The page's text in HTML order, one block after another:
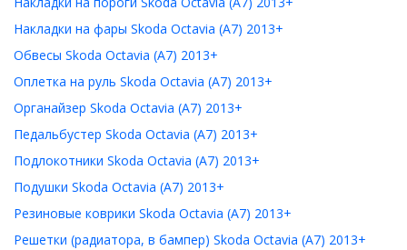
Накладки на фары Skoda Octavia (A7) 2013+
Обвесы Skoda Octavia (A7) 2013+
Оплетка на руль Skoda Octavia (A7) 2013+
Органайзер Skoda Octavia (A7) 2013+
Педальбустер Skoda Octavia (A7) 2013+
Подлокотники Skoda Octavia (A7) 2013+
Подушки Skoda Octavia (A7) 2013+
Резиновые коврики Skoda Octavia (A7) 2013+
Решетки (радиатора, в бампер) Skoda Octavia (A7) 2013+